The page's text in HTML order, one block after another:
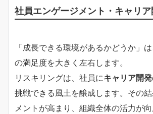
社員エンゲージメント・キャリ
「成長できる環境があるかどうか」
の満足度を大きく左右します。
リスキリングは、社員にキャリア開
挑戦できる風土を醸成します。その
メントが高まり、組織全体の活力が向